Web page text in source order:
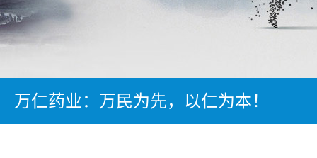
万仁药业：万民为先，以仁为本！